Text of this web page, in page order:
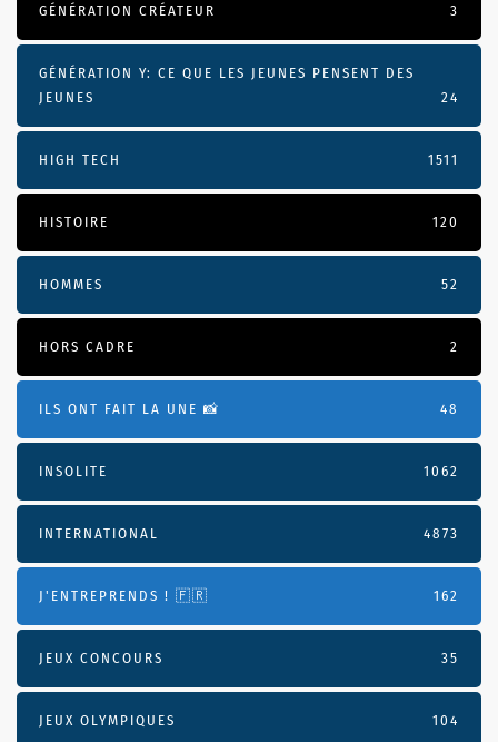
GÉNÉRATION CRÉATEUR 3
GÉNÉRATION Y: CE QUE LES JEUNES PENSENT DES
JEUNES
24
HIGH TECH 1511
HISTOIRE 120
HOMMES 52
HORS CADRE 2
ILS ONT FAIT LA UNE 📸 48
INSOLITE 1062
INTERNATIONAL 4873
J'ENTREPRENDS ! 🇫🇷 162
JEUX CONCOURS 35
JEUX OLYMPIQUES 104